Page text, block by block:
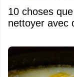
10 choses
nettoyer avec